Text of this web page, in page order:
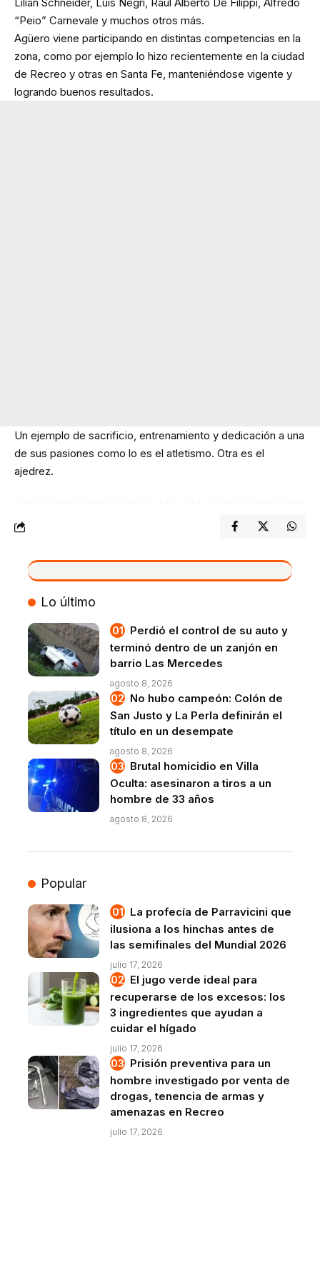
“Peio” Carnevale y muchos otros más.
Agüero viene participando en distintas competencias en la
zona, como por ejemplo lo hizo recientemente en la ciudad
de Recreo y otras en Santa Fe, manteniéndose vigente y
logrando buenos resultados.
Un ejemplo de sacrificio, entrenamiento y dedicación a una
de sus pasiones como lo es el atletismo. Otra es el
ajedrez.
VIVO
Lo último
Perdió el control de su auto y
terminó dentro de un zanjón en
barrio Las Mercedes
agosto 8, 2026
No hubo campeón: Colón de
San Justo y La Perla definirán el
título en un desempate
agosto 8, 2026
Brutal homicidio en Villa
Oculta: asesinaron a tiros a un
hombre de 33 años
agosto 8, 2026
Popular
La profecía de Parravicini que
ilusiona a los hinchas antes de
las semifinales del Mundial 2026
julio 17, 2026
El jugo verde ideal para
recuperarse de los excesos: los
3 ingredientes que ayudan a
cuidar el hígado
julio 17, 2026
Prisión preventiva para un
hombre investigado por venta de
drogas, tenencia de armas y
amenazas en Recreo
julio 17, 2026